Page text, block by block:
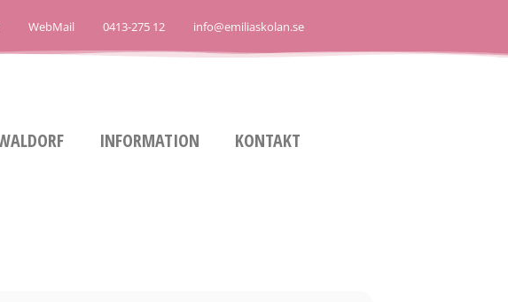
WebMail 0413-275 12 info@emiliaskolan.se
INFORMATION KONTAKT